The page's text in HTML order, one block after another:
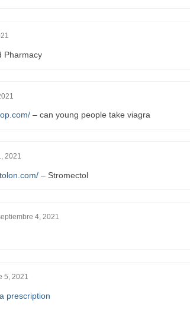
Pharmacy
– can young people take viagra
2021
– Stromectol
4, 2021
5, 2021
prescription